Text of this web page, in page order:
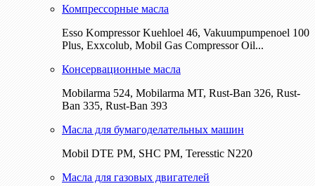
Компрессорные масла
Esso Kompressor Kuehloel 46, Vakuumpumpenoel 100
Plus, Exxcolub, Mobil Gas Compressor Oil...
Консервационные масла
Mobilarma 524, Mobilarma MT, Rust-Ban 326, Rust-
Ban 335, Rust-Ban 393
Масла для бумагоделательных машин
Mobil DTE РМ, SHC PM, Teresstic N220
Масла для газовых двигателей